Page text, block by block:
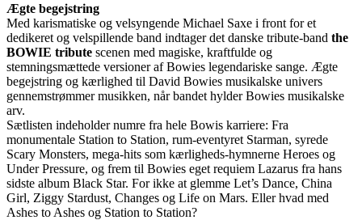
Ægte begejstring
Med karismatiske og velsyngende Michael Saxe i front for et
dedikeret og velspillende band indtager det danske tribute-band​ the
BOWIE tribute​ scenen med magiske, kraftfulde og
stemningsmættede versioner af Bowies legendariske sange. Ægte
begejstring og kærlighed til David Bowies musikalske univers
gennemstrømmer musikken, når bandet hylder Bowies musikalske
arv.
Sætlisten indeholder numre fra hele Bowis karriere: Fra
monumentale Station to Station, rum-eventyret Starman, syrede
Scary Monsters, mega-hits som kærligheds-hymnerne Heroes og
Under Pressure, og frem til Bowies eget requiem Lazarus fra hans
sidste album Black Star. For ikke at glemme Let’s Dance, China
Girl, Ziggy Stardust, Changes og Life on Mars. Eller hvad med
Ashes to Ashes og Station to Station?